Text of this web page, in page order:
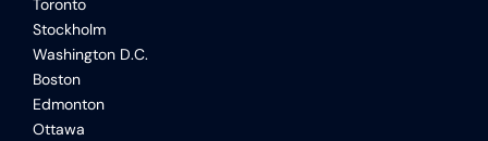
Toronto
Stockholm
Washington D.C.
Boston
Edmonton
Ottawa